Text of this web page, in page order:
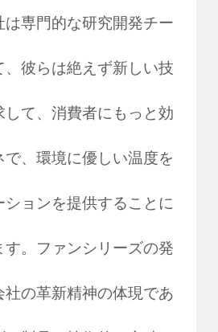
は専門的な研究開発チー
、彼らは絶えず新しい技
して、消費者にもっと効
、環境に優しい温度を
ョンを提供することに
す。ファンシリーズの発
社の革新精神の体現であ